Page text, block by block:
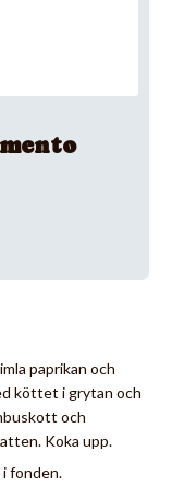
paprikan och
köttet i grytan och
och
Koka upp.
i fonden.